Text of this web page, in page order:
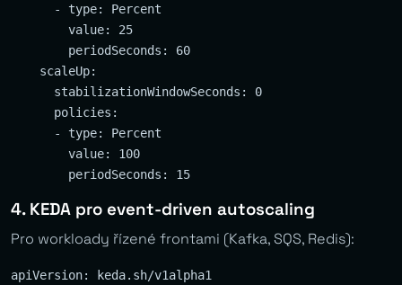
      - type: Percent
        value: 25
        periodSeconds: 60
    scaleUp:
      stabilizationWindowSeconds: 0
      policies:
      - type: Percent
        value: 100
4. KEDA pro event-driven autoscaling
Pro workloady řízené frontami (Kafka, SQS, Redis):
apiVersion: keda.sh/v1alpha1